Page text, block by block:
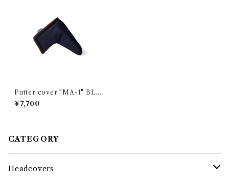
Putter cover "MA-1" BLA
CK / Blade
¥7,700
CATEGORY
Headcovers